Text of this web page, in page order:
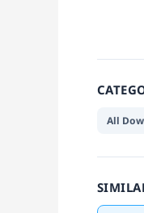
All